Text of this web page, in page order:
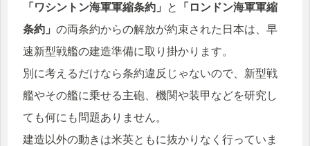
「ワシントン海軍軍縮条約」 と
「ロンドン海軍軍縮
条約」 の両条約からの解放が約束された日本は、早
速新型戦艦の建造準備に取り掛かります。
別に考えるだけなら条約違反じゃないので、新型戦
艦やその艦に乗せる主砲、機関や装甲などを研究し
ても何にも問題ありません。
建造以外の動きは米英ともに抜かりなく行っていま